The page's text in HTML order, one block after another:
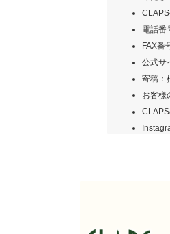
CLAPS
電話番
FAX番
公式サ
寄稿：
お客様
CLAPS